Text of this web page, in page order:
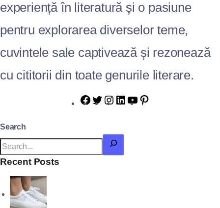
experiență în literatură și o pasiune
pentru explorarea diverselor teme,
cuvintele sale captivează și rezonează
cu cititorii din toate genurile literare.
Search
Recent Posts